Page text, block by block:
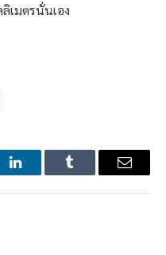
เมตรนั่นเอง
LinkedInTumblr Email